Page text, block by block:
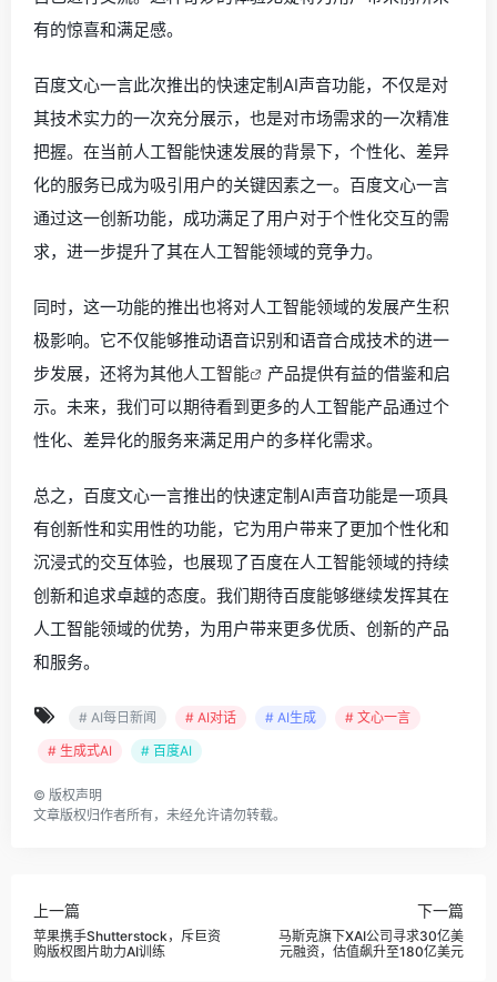
有的惊喜和满足感。
百度文心一言此次推出的快速定制AI声音功能，不仅是对
其技术实力的一次充分展示，也是对市场需求的一次精准
把握。在当前人工智能快速发展的背景下，个性化、差异
化的服务已成为吸引用户的关键因素之一。百度文心一言
通过这一创新功能，成功满足了用户对于个性化交互的需
求，进一步提升了其在人工智能领域的竞争力。
同时，这一功能的推出也将对人工智能领域的发展产生积
极影响。它不仅能够推动语音识别和语音合成技术的进一
步发展，还将为其他人工智能
产品提供有益的借鉴和启
示。未来，我们可以期待看到更多的人工智能产品通过个
性化、差异化的服务来满足用户的多样化需求。
总之，百度文心一言推出的快速定制AI声音功能是一项具
有创新性和实用性的功能，它为用户带来了更加个性化和
沉浸式的交互体验，也展现了百度在人工智能领域的持续
创新和追求卓越的态度。我们期待百度能够继续发挥其在
人工智能领域的优势，为用户带来更多优质、创新的产品
和服务。
# AI每日新闻 # AI对话 # AI生成
# 文心一言
# 生成式AI
# 百度AI
© 版权声明
文章版权归作者所有，未经允许请勿转载。
上一篇
苹果携手Shutterstock，斥巨资
购版权图片助力AI训练
下一篇
马斯克旗下XAI公司寻求30亿美
元融资，估值飙升至180亿美元